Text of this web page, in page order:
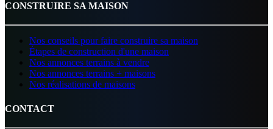
CONSTRUIRE SA MAISON
Nos conseils pour faire construire sa maison
Étapes de construction d'une maison
Nos annonces terrains à vendre
Nos annonces terrains + maisons
Nos réalisations de maisons
CONTACT